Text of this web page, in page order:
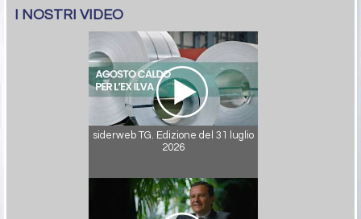
I NOSTRI VIDEO
siderweb TG. Edizione del 31 luglio
2026